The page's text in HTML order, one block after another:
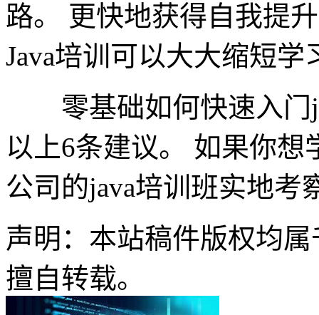
路。 更快地获得自我提
Java培训可以大大缩短
零基础如何快速入门
以上6条建议。 如果你想
公司的java培训班实地考
声明：本站稿件版权均
擅自转载。